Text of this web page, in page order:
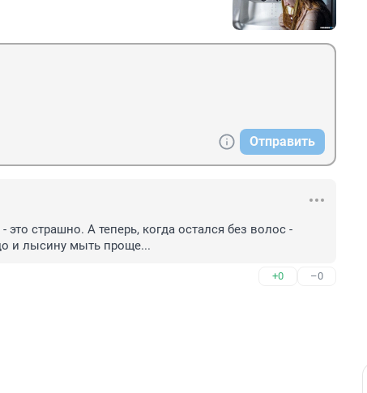
Отправить
страшно. А теперь, когда остался без волос -
и лысину мыть проще...
+0 –0